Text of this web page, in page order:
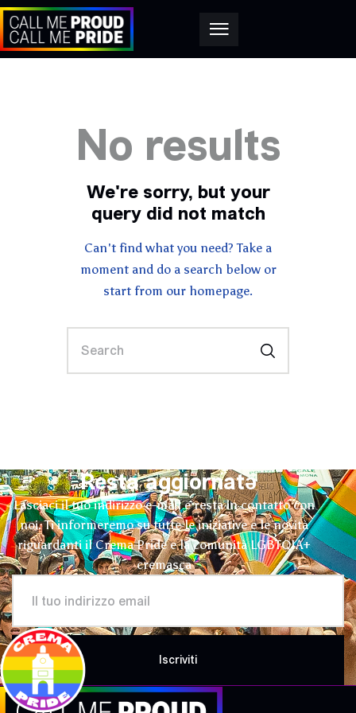
No results
We're sorry, but your
query did not match
Can't find what you need? Take a
moment and do a search below or
start from our homepage.
Resta aggiornatə
Lasciaci il tuo indirizzo e-mail e resta in contatto con
noi. Ti informeremo su tutte le iniziative e le novità
riguardanti il Crema Pride e la comunità LGBTQIA+
cremasca